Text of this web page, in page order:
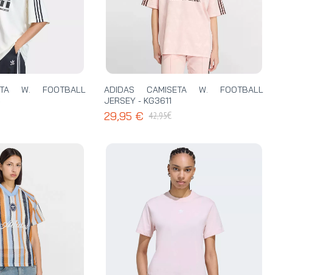
W. FOOTBALL
ADIDAS CAMISETA W. FOOTBALL
JERSEY - KG3611
29,95 € 42,95€